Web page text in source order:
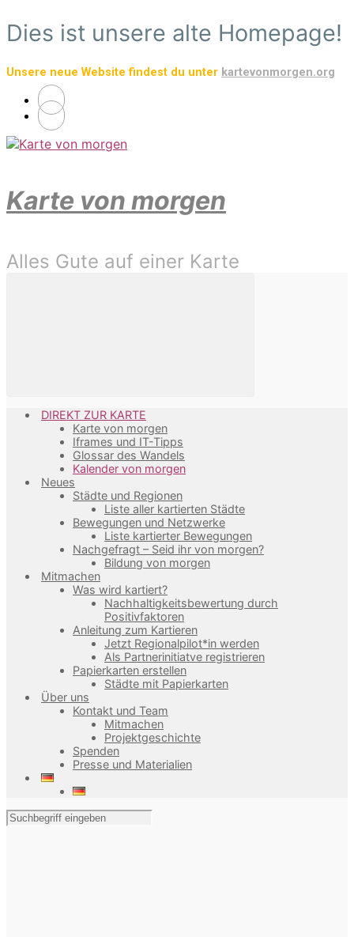
Zum
Hauptinhalt
Dies ist unsere alte Homepage!
Unsere neue Website findest du unter kartevonmorgen.org
Karte von morgen
Alles Gute auf einer Karte
DIREKT ZUR KARTE
Karte von morgen
Iframes und IT-Tipps
Glossar des Wandels
Kalender von morgen
Neues
Städte und Regionen
Liste aller kartierten Städte
Bewegungen und Netzwerke
Liste kartierter Bewegungen
Nachgefragt – Seid ihr von morgen?
Bildung von morgen
Mitmachen
Was wird kartiert?
Nachhaltigkeitsbewertung durch
Positivfaktoren
Anleitung zum Kartieren
Jetzt Regionalpilot*in werden
Als Partnerinitiatve registrieren
Papierkarten erstellen
Städte mit Papierkarten
Über uns
Kontakt und Team
Mitmachen
Projektgeschichte
Spenden
Presse und Materialien